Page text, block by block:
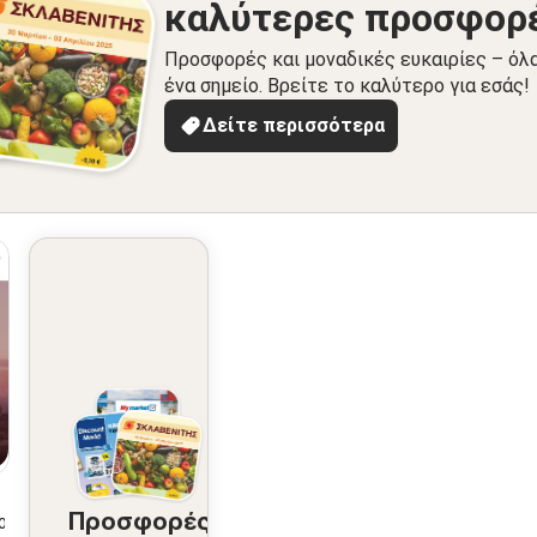
καλύτερες
Προσφορές και μοναδικές ευκαιρίες –
ένα σημείο. Βρείτε το καλύτερο για εσάς!
Δείτε περισσότερα
Προσφορές